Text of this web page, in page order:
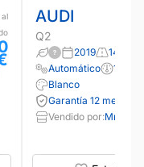
al
AUDI
Q2
2019
Automático
115 CV
Blanco
Garantía 12 meses
Vendido por: